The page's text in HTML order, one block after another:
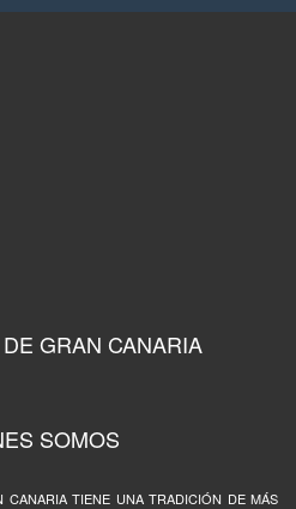
GRAN CANARIA
SOMOS
TIENE UNA TRADICIÓN DE MÁS